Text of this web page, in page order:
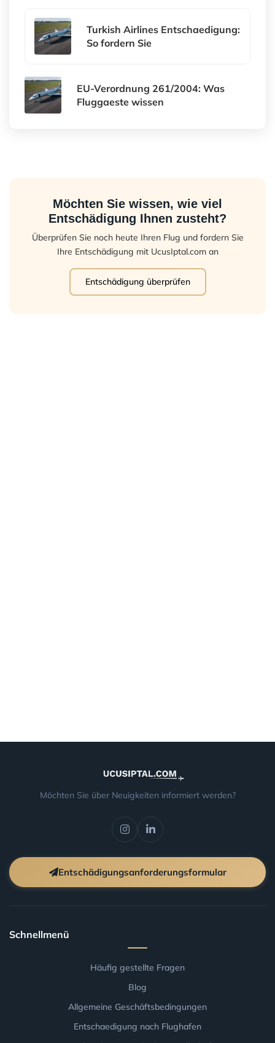
Turkish Airlines Entschaedigung:
So fordern Sie
EU-Verordnung 261/2004: Was
Fluggaeste wissen
Möchten Sie wissen, wie viel
Entschädigung Ihnen zusteht?
Überprüfen Sie noch heute Ihren Flug und fordern Sie
Ihre Entschädigung mit UcusIptal.com an
Entschädigung überprüfen
Möchten Sie über Neuigkeiten informiert werden?
Entschädigungsanforderungsformular
Schnellmenü
Häufig gestellte Fragen
Blog
Allgemeine Geschäftsbedingungen
Entschaedigung nach Flughafen